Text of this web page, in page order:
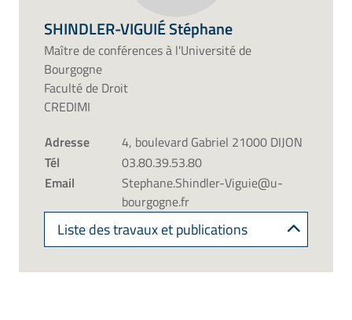
SHINDLER-VIGUIÉ Stéphane
Maître de conférences à l'Université de
Bourgogne
Faculté de Droit
CREDIMI
Adresse
4, boulevard Gabriel 21000 DIJON
Tél
03.80.39.53.80
Email
Stephane.Shindler-Viguie@u-
bourgogne.fr
Liste des travaux et publications